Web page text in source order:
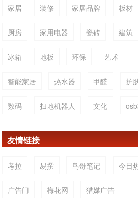
家居 装修 家居品牌 板材
厨房 家用电器 瓷砖 建筑
冰箱 地板 环保 艺术
智能家居 热水器 甲醛 护
数码 扫地机器人 文化
友情链接
考拉 易撰 鸟哥笔记 今日
广告门 梅花网 猎媒广告